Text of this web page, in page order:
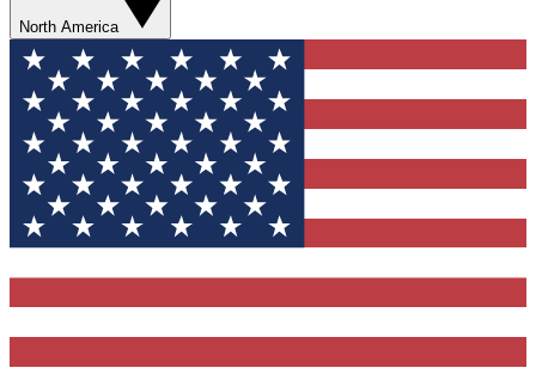
North America